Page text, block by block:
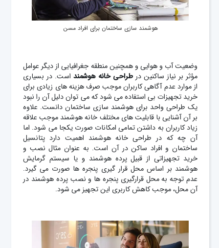
هوشمند سازی ساختمان برای افراد مسن
وضعیت آب و هوایی و همچنین منطقه جغرافیایی از دیگر عوامل
مؤثر بر نیاز ساکنین در طراحی خانه هوشمنداست. در بسیاری
از موارد عدم آگاهی کاربران موجب صرف هزینه های زیادی برای
خرید تجهیزات بی استفاده می شود که می توان دلیل آن را نبود
یک طراحی واحد برای هوشمند سازی ساختمان دانست. علاوه
بر آن آشنایی با قابلیت های مختلف خانه هوشمند موجب علاقه
زیاد کاربران به داشتن تمامی امکانات صورت یکجا می شود. اما
آن چه که در طراحی خانه هوشمند اهمیت دارد پتانسیل
ساختمان و افراد ساکن در آن است. به عنوان مثال نصب و
خرید تجهیزاتی از قبیل پرده هوشمند و یا سیستم گرمایش
هوشمند بر اساس محل قرار گیری پنجره ها صورت می گیرد.
عدم توجه به محل قرارگیری پنجره ها و نصب پرده هوشمند در
آن محل، موجب کاهش کاربری این تجهیز می شود.